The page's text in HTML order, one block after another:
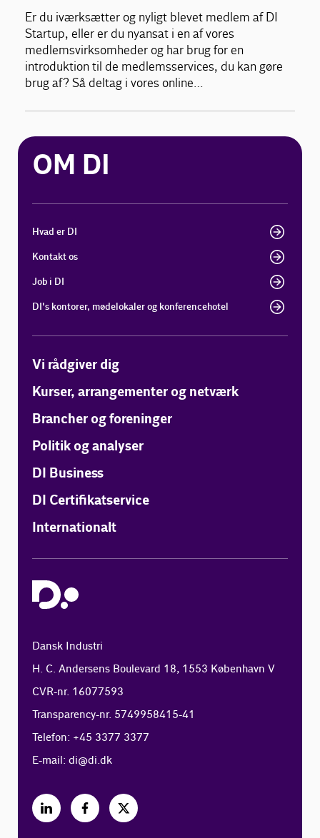
Er du iværksætter og nyligt blevet medlem af DI
Startup, eller er du nyansat i en af vores
medlemsvirksomheder og har brug for en
introduktion til de medlemsservices, du kan gøre
brug af? Så deltag i vores online…
OM DI
Hvad er DI
Kontakt os
Job i DI
DI's kontorer, mødelokaler og konferencehotel
Vi rådgiver dig
Kurser, arrangementer og netværk
Brancher og foreninger
Politik og analyser
DI Business
DI Certifikatservice
Internationalt
Dansk Industri
H. C. Andersens Boulevard 18, 1553 København V
CVR-nr. 16077593
Transparency-nr. 5749958415-41
Telefon: +45 3377 3377
E-mail:di@di.dk